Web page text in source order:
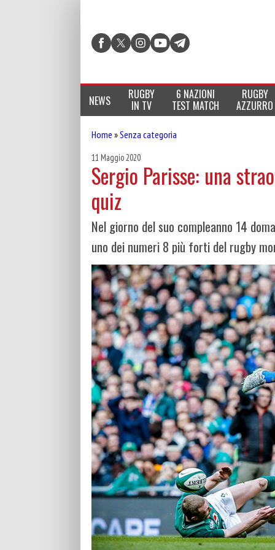
NEWS RUGBY
IN TV
6 NAZIONI
TEST MATCH
RUGBY
AZZURRO
Home »Senza categoria
11 Maggio 2020
Sergio Parisse: una
quiz
Nel giorno del suo compleanno 14
uno dei numeri 8 più forti del rugby